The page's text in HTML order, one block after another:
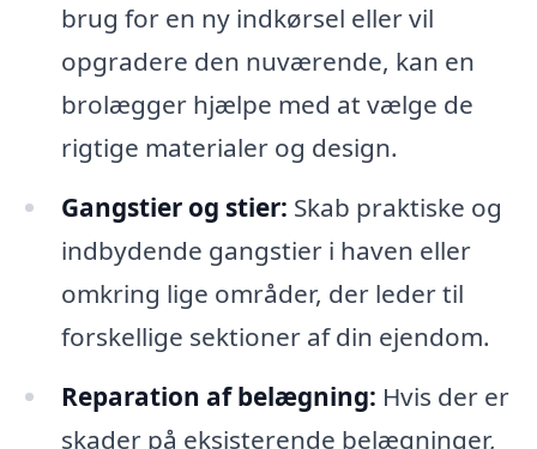
brug for en ny indkørsel eller vil
opgradere den nuværende, kan en
brolægger hjælpe med at vælge de
rigtige materialer og design.
Gangstier og stier: Skab praktiske og
indbydende gangstier i haven eller
omkring lige områder, der leder til
forskellige sektioner af din ejendom.
Reparation af belægning: Hvis der er
skader på eksisterende belægninger,